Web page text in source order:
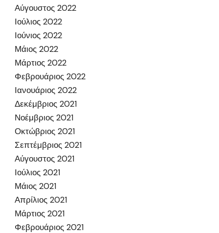
Αύγουστος 2022
Ιούλιος 2022
Ιούνιος 2022
Μάιος 2022
Μάρτιος 2022
Φεβρουάριος 2022
Ιανουάριος 2022
Δεκέμβριος 2021
Νοέμβριος 2021
Οκτώβριος 2021
Σεπτέμβριος 2021
Αύγουστος 2021
Ιούλιος 2021
Μάιος 2021
Απρίλιος 2021
Μάρτιος 2021
Φεβρουάριος 2021